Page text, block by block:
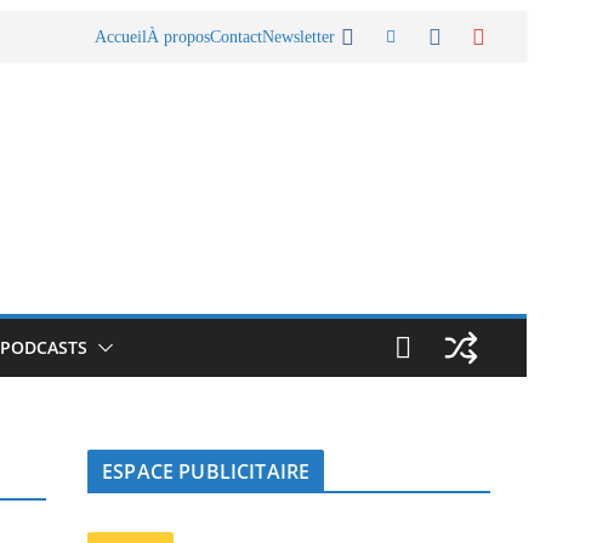
AccueilÀ proposContactNewsletter
PODCASTS
ESPACE PUBLICITAIRE